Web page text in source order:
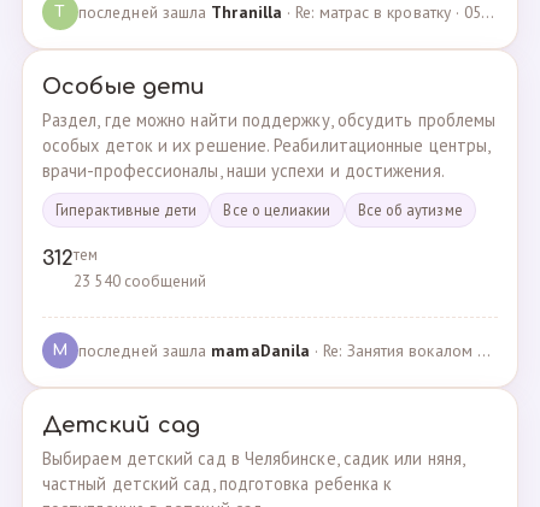
T последней зашла Thranilla · Re: матрас в кроватку · 05.05.2024
Особые дети
Раздел, где можно найти поддержку, обсудить проблемы
особых деток и их решение. Реабилитационные центры,
врачи-профессионалы, наши успехи и достижения.
Гиперактивные дети Все о целиакии Все об аутизме
312тем
23 540 сообщений
M последней зашла mamaDanila · Re: Занятия вокалом и танцами для подростков с мент… · 12.03.2025
Детский сад
Выбираем детский сад в Челябинске, садик или няня,
частный детский сад, подготовка ребенка к